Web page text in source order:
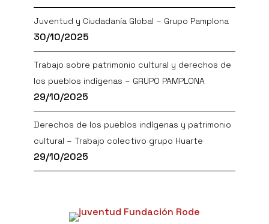
Juventud y Ciudadanía Global – Grupo Pamplona
30/10/2025
Trabajo sobre patrimonio cultural y derechos de
los pueblos indígenas – GRUPO PAMPLONA
29/10/2025
Derechos de los pueblos indígenas y patrimonio
cultural – Trabajo colectivo grupo Huarte
29/10/2025